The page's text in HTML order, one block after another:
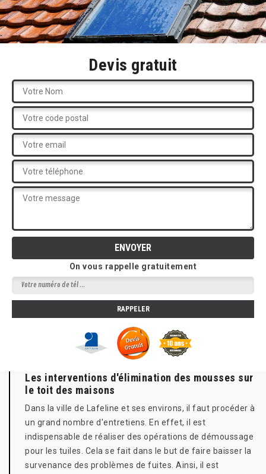
Devis gratuit
On vous rappelle gratuitement
Les interventions d'élimination des mousses sur
le toit des maisons
Dans la ville de Lafeline et ses environs, il faut procéder à
un grand nombre d'entretiens. En effet, il est
indispensable de réaliser des opérations de démoussage
pour les tuiles. Cela se fait dans le but de faire baisser la
survenance des problèmes de fuites. Ainsi, il est